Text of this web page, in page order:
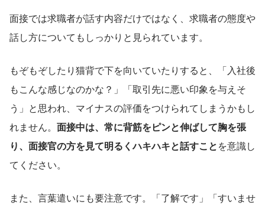
面接では求職者が話す内容だけではなく、求職者の態度や
話し方についてもしっかりと見られています。
もぞもぞしたり猫背で下を向いていたりすると、「入社後
もこんな感じなのかな？」「取引先に悪い印象を与えそ
う」と思われ、マイナスの評価をつけられてしまうかもし
れません。 面接中は、常に背筋をピンと伸ばして胸を張
り、面接官の方を見て明るくハキハキと話すことを意識し
てください。
また、言葉遣いにも要注意です。「了解です」「すいませ